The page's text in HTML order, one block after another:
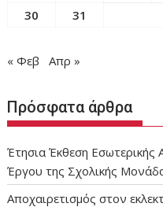
30
31
« Φεβ Απρ »
Πρόσφατα άρθρα
Έτησια Έκθεση Εσωτερικής
Έργου της Σχολικής
Αποχαιρετισμός στον